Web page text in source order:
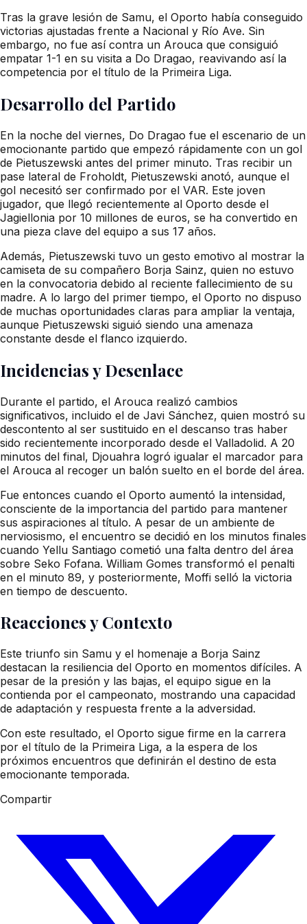
Tras la grave lesión de Samu, el Oporto había conseguido
victorias ajustadas frente a Nacional y Río Ave. Sin
embargo, no fue así contra un Arouca que consiguió
empatar 1-1 en su visita a Do Dragao, reavivando así la
competencia por el título de la Primeira Liga.
Desarrollo del Partido
En la noche del viernes, Do Dragao fue el escenario de un
emocionante partido que empezó rápidamente con un gol
de Pietuszewski antes del primer minuto. Tras recibir un
pase lateral de Froholdt, Pietuszewski anotó, aunque el
gol necesitó ser confirmado por el VAR. Este joven
jugador, que llegó recientemente al Oporto desde el
Jagiellonia por 10 millones de euros, se ha convertido en
una pieza clave del equipo a sus 17 años.
Además, Pietuszewski tuvo un gesto emotivo al mostrar la
camiseta de su compañero Borja Sainz, quien no estuvo
en la convocatoria debido al reciente fallecimiento de su
madre. A lo largo del primer tiempo, el Oporto no dispuso
de muchas oportunidades claras para ampliar la ventaja,
aunque Pietuszewski siguió siendo una amenaza
constante desde el flanco izquierdo.
Incidencias y Desenlace
Durante el partido, el Arouca realizó cambios
significativos, incluido el de Javi Sánchez, quien mostró su
descontento al ser sustituido en el descanso tras haber
sido recientemente incorporado desde el Valladolid. A 20
minutos del final, Djouahra logró igualar el marcador para
el Arouca al recoger un balón suelto en el borde del área.
Fue entonces cuando el Oporto aumentó la intensidad,
consciente de la importancia del partido para mantener
sus aspiraciones al título. A pesar de un ambiente de
nerviosismo, el encuentro se decidió en los minutos finales
cuando Yellu Santiago cometió una falta dentro del área
sobre Seko Fofana. William Gomes transformó el penalti
en el minuto 89, y posteriormente, Moffi selló la victoria
en tiempo de descuento.
Reacciones y Contexto
Este triunfo sin Samu y el homenaje a Borja Sainz
destacan la resiliencia del Oporto en momentos difíciles. A
pesar de la presión y las bajas, el equipo sigue en la
contienda por el campeonato, mostrando una capacidad
de adaptación y respuesta frente a la adversidad.
Con este resultado, el Oporto sigue firme en la carrera
por el título de la Primeira Liga, a la espera de los
próximos encuentros que definirán el destino de esta
emocionante temporada.
Compartir